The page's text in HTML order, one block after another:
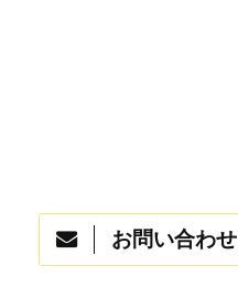
お問い合わせ